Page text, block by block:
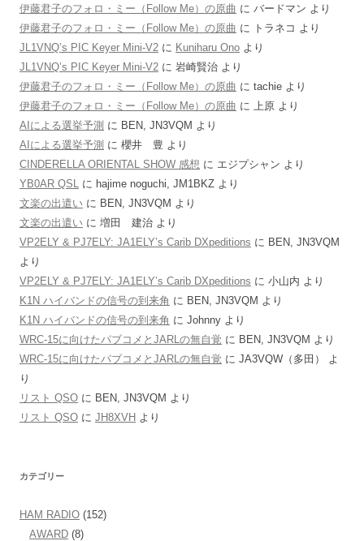
伊藤君子のフォロ・ミー（Follow Me）の原曲 に バードマン より
伊藤君子のフォロ・ミー（Follow Me）の原曲 に トラネコ より
JL1VNQ’s PIC Keyer Mini-V2 に Kuniharu Ono より
JL1VNQ’s PIC Keyer Mini-V2 に 岩崎賢治 より
伊藤君子のフォロ・ミー（Follow Me）の原曲 に tachie より
伊藤君子のフォロ・ミー（Follow Me）の原曲 に 上原 より
AIによる選挙予測 に BEN, JN3VQM より
AIによる選挙予測 に 櫻井 豊 より
CINDERELLA ORIENTAL SHOW 感想 に エジプシャン より
YB0AR QSL に hajime noguchi, JM1BKZ より
文楽の出遣い に BEN, JN3VQM より
文楽の出遣い に 増田 建治 より
VP2ELY & PJ7ELY: JA1ELY’s Carib DXpeditions に BEN, JN3VQM
より
VP2ELY & PJ7ELY: JA1ELY’s Carib DXpeditions に 小山内 より
K1N ハイバンドの信号の到来角 に BEN, JN3VQM より
K1N ハイバンドの信号の到来角 に Johnny より
WRC-15に向けたパブコメとJARLの無自覚 に BEN, JN3VQM より
WRC-15に向けたパブコメとJARLの無自覚 に JA3VQW（多田）
よ
り
リスト QSO に BEN, JN3VQM より
リスト QSO に JH8XVH より
カテゴリー
HAM RADIO (152)
AWARD (8)